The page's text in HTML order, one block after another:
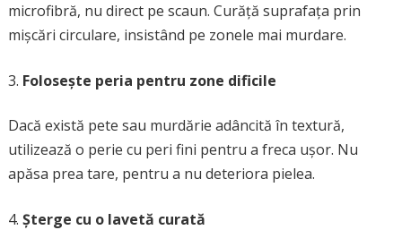
microfibră, nu direct pe scaun. Curăță suprafața prin
mișcări circulare, insistând pe zonele mai murdare.
Folosește peria pentru zone dificile
Dacă există pete sau murdărie adâncită în textură,
utilizează o perie cu peri fini pentru a freca ușor. Nu
apăsa prea tare, pentru a nu deteriora pielea.
Șterge cu o lavetă curată